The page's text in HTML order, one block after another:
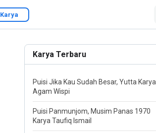
Karya Terbaru
Puisi Jika Kau Sudah Besar, Yutta Karya
Agam Wispi
Puisi Panmunjom, Musim Panas 1970
Karya Taufiq Ismail